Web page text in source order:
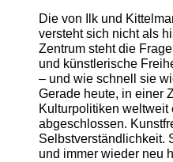
Die von Ilk und
versteht sich nicht als
Zentrum steht die
und künstlerische
– und wie schnell sie
Gerade heute, in einer
Kulturpolitiken weltweit
abgeschlossen.
Selbstverständlichkeit.
und immer wieder neu